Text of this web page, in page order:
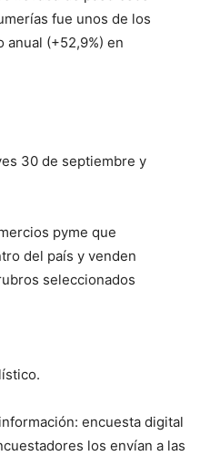
fue unos de los
(+52,9%) en
30 de septiembre y
pyme que
del país y venden
seleccionados
encuesta digital
los envían a las